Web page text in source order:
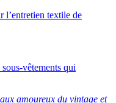
l’entretien textile de
vêtements qui
amoureux du vintage et